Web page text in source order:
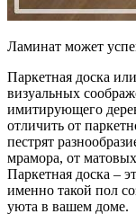
Ламинат может
Паркетная доска
визуальных
имитирующего
отличить от
пестрят
мрамора, от
Паркетная доска –
именно такой пол
уюта в вашем доме.